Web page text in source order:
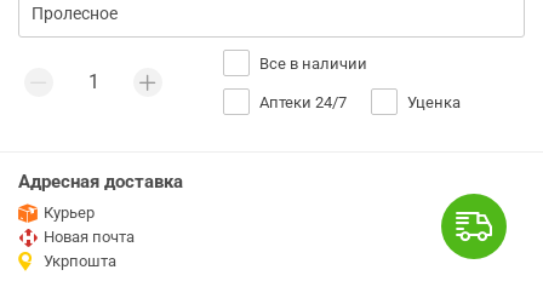
Все в наличии
Аптеки 24/7 Уценка
Адресная доставка
Курьер
Новая почта
Укрпошта